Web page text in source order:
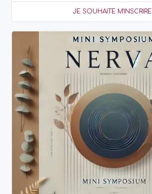
JE SOUHAITE M'INSCRIRE